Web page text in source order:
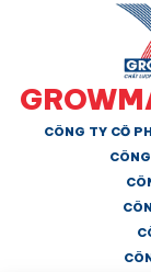
CÔNG TY CỔ